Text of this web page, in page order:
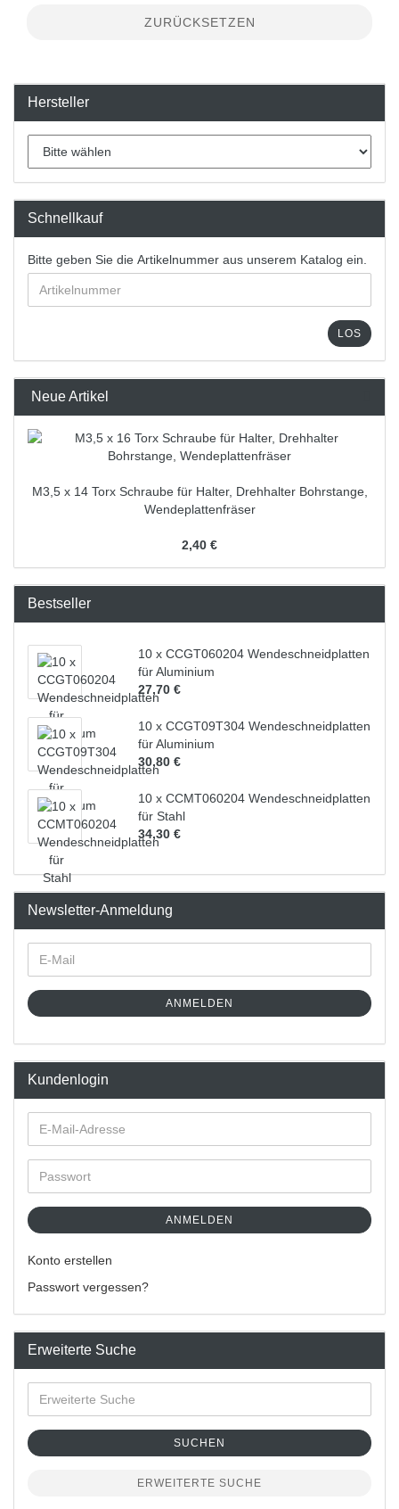
ZURÜCKSETZEN
Hersteller
Schnellkauf
Bitte geben Sie die Artikelnummer aus unserem Katalog ein.
LOS
Neue Artikel
M3,5 x 14 Torx Schraube für Halter, Drehhalter Bohrstange,
Wendeplattenfräser
2,40 €
Bestseller
10 x CCGT060204 Wendeschneidplatten
für Aluminium
27,70 €
10 x CCGT09T304 Wendeschneidplatten
für Aluminium
30,80 €
10 x CCMT060204 Wendeschneidplatten
für Stahl
34,30 €
Newsletter-Anmeldung
ANMELDEN
Kundenlogin
ANMELDEN
Konto erstellen
Passwort vergessen?
Erweiterte Suche
SUCHEN
ERWEITERTE SUCHE